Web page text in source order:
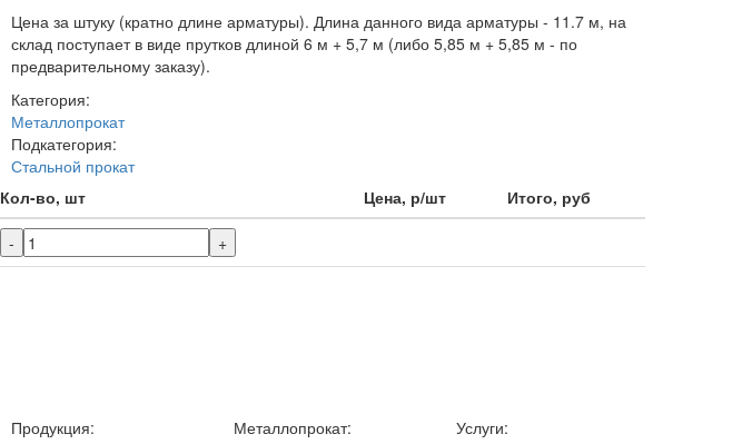
Цена за штуку (кратно длине арматуры). Длина данного вида арматуры - 11.7 м, на
склад поступает в виде прутков длиной 6 м + 5,7 м (либо 5,85 м + 5,85 м - по
предварительному заказу).
Категория:
Металлопрокат
Подкатегория:
Стальной прокат
Кол-во, шт Цена, р/шт
Итого, руб
-
+
Продукция:
Металлопрокат:
Услуги: